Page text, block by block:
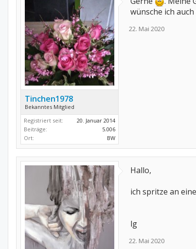
Tinchen1978
Bekanntes Mitglied
Registriert seit:
20. Januar 2014
Beiträge:
5.006
Ort:
BW
wünsche ich
22. Mai 2020
Hallo,
ich spritze an
lg
22. Mai 2020